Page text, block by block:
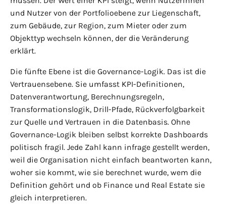
und Nutzer von der Portfolioebene zur Liegenschaft,
zum Gebäude, zur Region, zum Mieter oder zum
Objekttyp wechseln können, der die Veränderung
erklärt.
Die fünfte Ebene ist die Governance-Logik. Das ist die
Vertrauensebene. Sie umfasst KPI-Definitionen,
Datenverantwortung, Berechnungsregeln,
Transformationslogik, Drill-Pfade, Rückverfolgbarkeit
zur Quelle und Vertrauen in die Datenbasis. Ohne
Governance-Logik bleiben selbst korrekte Dashboards
politisch fragil. Jede Zahl kann infrage gestellt werden,
weil die Organisation nicht einfach beantworten kann,
woher sie kommt, wie sie berechnet wurde, wem die
Definition gehört und ob Finance und Real Estate sie
gleich interpretieren.